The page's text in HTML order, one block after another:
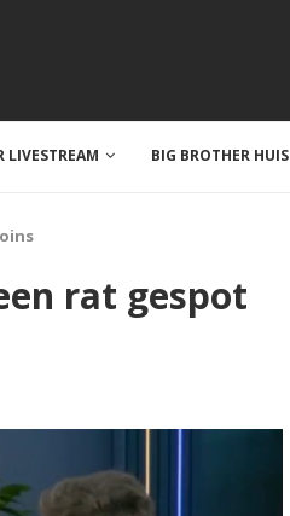
LIVESTREAM BIG BROTHER HUIS
rat gespot